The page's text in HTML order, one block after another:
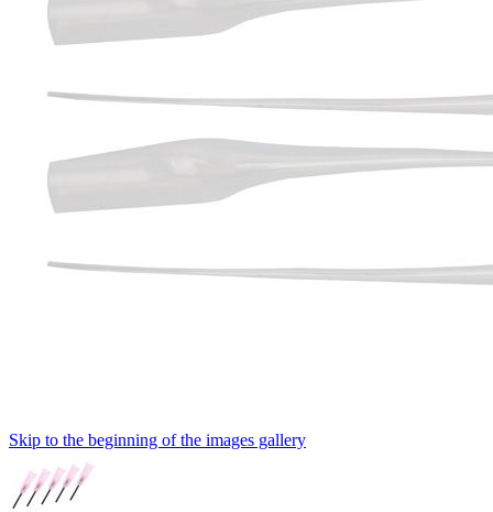
Skip to the beginning of the images gallery